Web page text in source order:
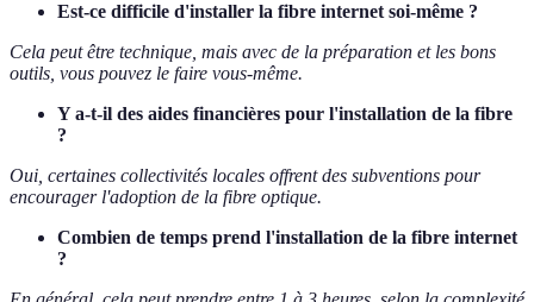
Est-ce difficile d'installer la fibre internet soi-même ?
Cela peut être technique, mais avec de la préparation et les bons
outils, vous pouvez le faire vous-même.
Y a-t-il des aides financières pour l'installation de la fibre
?
Oui, certaines collectivités locales offrent des subventions pour
encourager l'adoption de la fibre optique.
Combien de temps prend l'installation de la fibre internet
?